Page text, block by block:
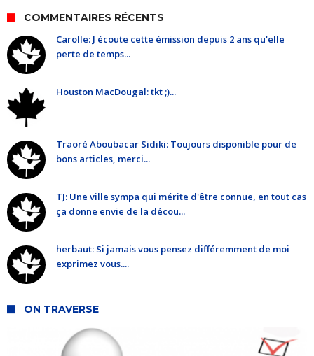
COMMENTAIRES RÉCENTS
Carolle: J écoute cette émission depuis 2 ans qu'elle
perte de temps...
Houston MacDougal: tkt ;)...
Traoré Aboubacar Sidiki: Toujours disponible pour de
bons articles, merci...
TJ: Une ville sympa qui mérite d'être connue, en tout cas
ça donne envie de la décou...
herbaut: Si jamais vous pensez différemment de moi
exprimez vous....
ON TRAVERSE